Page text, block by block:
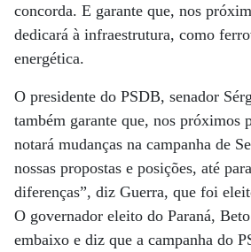
concorda. E garante que, nos
dedicará à infraestrutura, como
energética.
O presidente do PSDB, senador
também garante que, nos próximos
notará mudanças na campanha de
nossas propostas e posições, até
diferenças”, diz Guerra, que foi
O governador eleito do Paraná,
embaixo e diz que a campanha do